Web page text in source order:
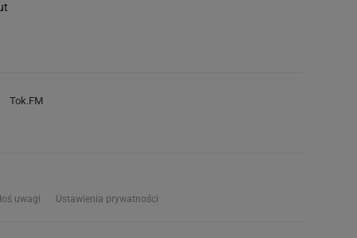
Tok.FM
uwagi Ustawienia prywatności